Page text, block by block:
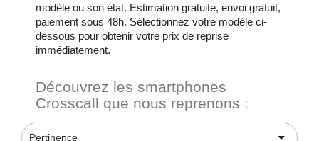
modèle ou son état. Estimation gratuite, envoi gratuit,
paiement sous 48h. Sélectionnez votre modèle ci-
dessous pour obtenir votre prix de reprise
immédiatement.
Découvrez les smartphones
Crosscall que nous reprenons :
Pertinence 